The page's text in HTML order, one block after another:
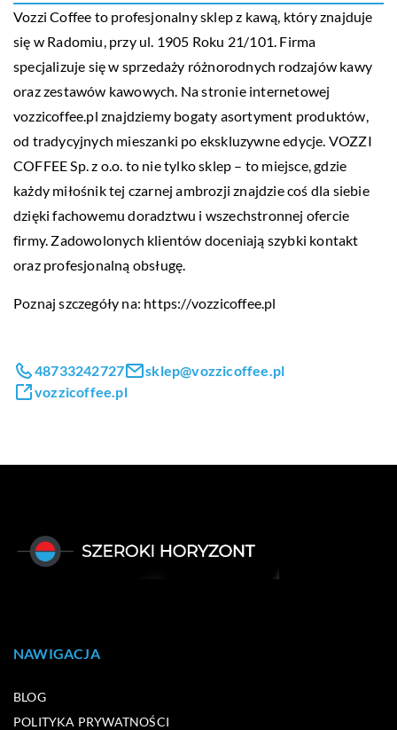
Vozzi Coffee to profesjonalny sklep z kawą, który znajduje
się w Radomiu, przy ul. 1905 Roku 21/101. Firma
specjalizuje się w sprzedaży różnorodnych rodzajów kawy
oraz zestawów kawowych. Na stronie internetowej
vozzicoffee.pl znajdziemy bogaty asortyment produktów,
od tradycyjnych mieszanki po ekskluzywne edycje. VOZZI
COFFEE Sp. z o.o. to nie tylko sklep – to miejsce, gdzie
każdy miłośnik tej czarnej ambrozji znajdzie coś dla siebie
dzięki fachowemu doradztwu i wszechstronnej ofercie
firmy. Zadowolonych klientów doceniają szybki kontakt
oraz profesjonalną obsługę.
Poznaj szczegóły na: https://vozzicoffee.pl
48733242727
sklep@vozzicoffee.pl
vozzicoffee.pl
NAWIGACJA
BLOG
POLITYKA PRYWATNOŚCI